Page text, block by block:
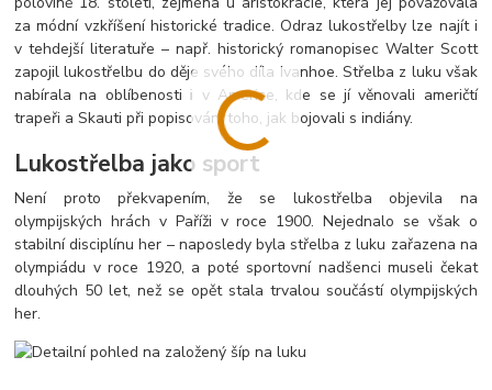
za módní vzkříšení historické tradice. Odraz lukostřelby lze najít i
v tehdejší literatuře – např. historický romanopisec Walter Scott
zapojil lukostřelbu do děje svého díla Ivanhoe. Střelba z luku však
nabírala na oblíbenosti i v Americe, kde se jí věnovali američtí
trapeři a Skauti při popisování toho, jak bojovali s indiány.
Lukostřelba jako sport
Není proto překvapením, že se lukostřelba objevila na
olympijských hrách v Paříži v roce 1900. Nejednalo se však o
stabilní disciplínu her – naposledy byla střelba z luku zařazena na
olympiádu v roce 1920, a poté sportovní nadšenci museli čekat
dlouhých 50 let, než se opět stala trvalou součástí olympijských
her.